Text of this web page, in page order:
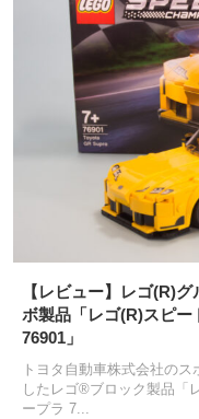
【レビュー】レゴ(R)
ボ製品「レゴ(R)スピー
76901」
トヨタ自動車株式会社の
したレゴ®ブロック製品「
ープラ 7...